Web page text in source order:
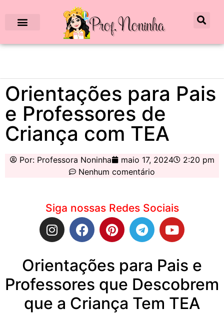
Orientações para Pais
e Professores de
Criança com TEA
Por:Professora Noninha maio 17, 2024
2:20 pm
Nenhum comentário
Siga nossas Redes Sociais
Orientações para Pais e
Professores que Descobrem
que a Criança Tem TEA